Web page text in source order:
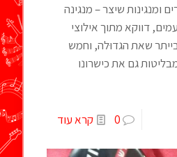
73 שירים ומנגינות שיצר – מנגינה
דווקא מתוך אילוצי
שאת הגדוּלה, וחמש
גם את כישרונו
0 קרא עוד